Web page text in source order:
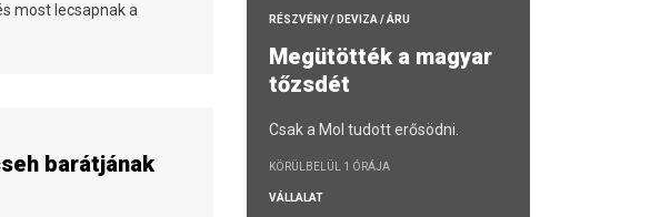
most lecsapnak a
barátjának
RÉSZVÉNY / DEVIZA / ÁRU
Megütötték a magyar
tőzsdét
Csak a Mol tudott erősödni.
KÖRÜLBELÜL 1 ÓRÁJA
VÁLLALAT